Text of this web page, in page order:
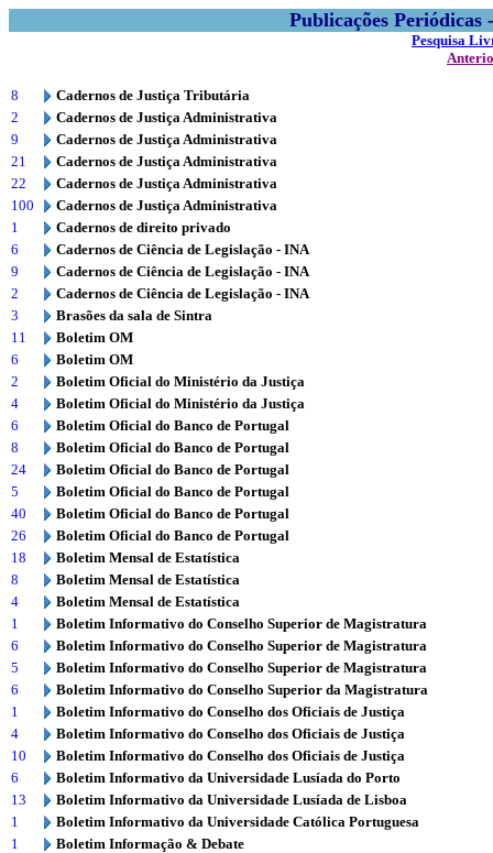
Publicações
Pesquisa
8
Cadernos de Justiça Tributária
2
Cadernos de Justiça Administrativa
9
Cadernos de Justiça Administrativa
21
Cadernos de Justiça Administrativa
22
Cadernos de Justiça Administrativa
100
Cadernos de Justiça Administrativa
1
Cadernos de direito privado
6
Cadernos de Ciência de Legislação - INA
9
Cadernos de Ciência de Legislação - INA
2
Cadernos de Ciência de Legislação - INA
3
Brasões da sala de Sintra
11
Boletim OM
6
Boletim OM
2
Boletim Oficial do Ministério da Justiça
4
Boletim Oficial do Ministério da Justiça
6
Boletim Oficial do Banco de Portugal
8
Boletim Oficial do Banco de Portugal
24
Boletim Oficial do Banco de Portugal
5
Boletim Oficial do Banco de Portugal
40
Boletim Oficial do Banco de Portugal
26
Boletim Oficial do Banco de Portugal
18
Boletim Mensal de Estatística
8
Boletim Mensal de Estatística
4
Boletim Mensal de Estatística
1
Boletim Informativo do Conselho Superior de Magistratura
6
Boletim Informativo do Conselho Superior de Magistratura
5
Boletim Informativo do Conselho Superior de Magistratura
6
Boletim Informativo do Conselho Superior da Magistratura
1
Boletim Informativo do Conselho dos Oficiais de Justiça
4
Boletim Informativo do Conselho dos Oficiais de Justiça
10
Boletim Informativo do Conselho dos Oficiais de Justiça
6
Boletim Informativo da Universidade Lusíada do Porto
13
Boletim Informativo da Universidade Lusíada de Lisboa
1
Boletim Informativo da Universidade Católica Portuguesa
1
Boletim Informação & Debate